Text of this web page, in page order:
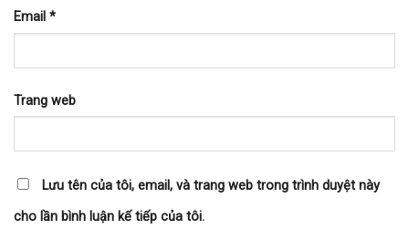
Email *
Trang web
Lưu tên của tôi, email, và trang web trong trình duyệt này
cho lần bình luận kế tiếp của tôi.